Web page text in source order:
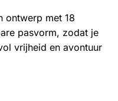
ontwerp met 18
pasvorm, zodat je
vrijheid en avontuur
58cm aantal